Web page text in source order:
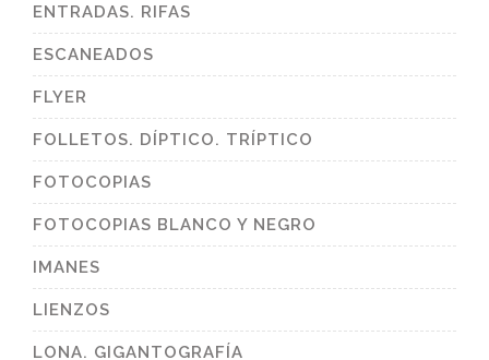
ENTRADAS. RIFAS
ESCANEADOS
FLYER
FOLLETOS. DÍPTICO. TRÍPTICO
FOTOCOPIAS
FOTOCOPIAS BLANCO Y NEGRO
IMANES
LIENZOS
LONA. GIGANTOGRAFÍA